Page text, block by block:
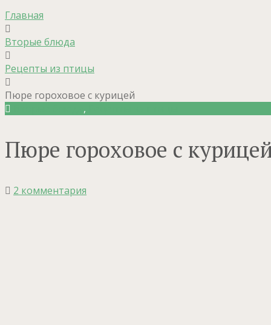
Главная
Вторые блюда
Рецепты из птицы
Пюре гороховое с курицей
,
Пюре гороховое с
2 комментария